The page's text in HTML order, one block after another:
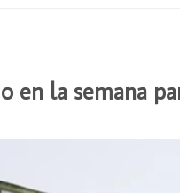
en la semana